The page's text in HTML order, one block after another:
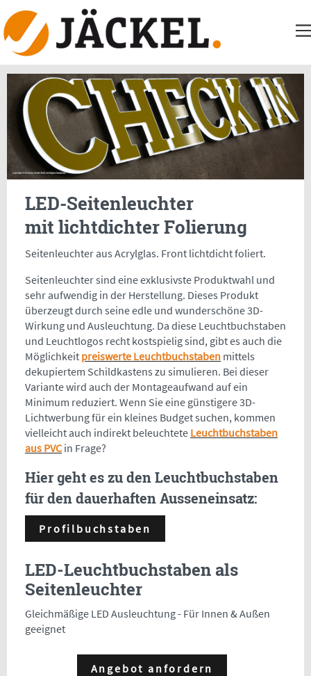
LED-Seitenleuchter
mit lichtdichter Folierung
Seitenleuchter aus Acrylglas. Front lichtdicht foliert.
Seitenleuchter sind eine exklusivste Produktwahl und
sehr aufwendig in der Herstellung. Dieses Produkt
überzeugt durch seine edle und wunderschöne 3D-
Wirkung und Ausleuchtung. Da diese Leuchtbuchstaben
und Leuchtlogos recht kostspielig sind, gibt es auch die
Möglichkeit preiswerte Leuchtbuchstaben mittels
dekupiertem Schildkastens zu simulieren. Bei dieser
Variante wird auch der Montageaufwand auf ein
Minimum reduziert. Wenn Sie eine günstigere 3D-
Lichtwerbung für ein kleines Budget suchen, kommen
vielleicht auch indirekt beleuchtete Leuchtbuchstaben
aus PVCin Frage?
Hier geht es zu den Leuchtbuchstaben
für den dauerhaften Ausseneinsatz:
Profilbuchstaben
LED-Leuchtbuchstaben als
Seitenleuchter
Gleichmäßige LED Ausleuchtung - Für Innen & Außen
geeignet
Angebot anfordern